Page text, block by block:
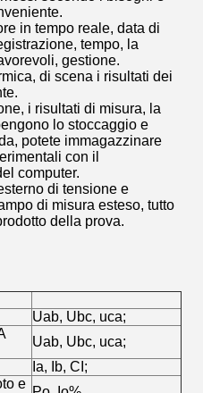
in tempo reale, data di
tempo, la
gestione.
di scena i risultati dei
i risultati di misura, la
lo stoccaggio e
potete immagazzinare
con il
computer.
di tensione e
di misura esteso, tutto
della prova.
Uab, Ubc, uca;
Uab, Ubc, uca;
Ia, Ib, CI;
e